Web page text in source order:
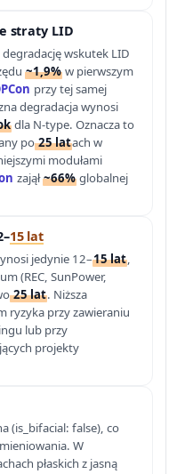
straty LID
wskutek LID
~1,9% w pierwszym
przy tej samej
degradacja wynosi
dla N-type. Oznacza to
po25 latach w
modułami
zajął~66% globalnej
15 lat
jedynie 12–15 lat,
(REC, SunPower,
25 lat. Niższa
ryzyka przy zawieraniu
lub przy
projekty
(is_bifacial: false), co
W
płaskich z jasną